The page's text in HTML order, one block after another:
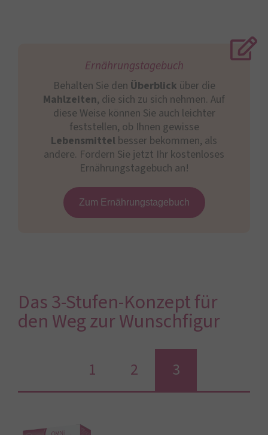
Ernährungstagebuch
Behalten Sie den Überblick über die
Mahlzeiten, die sich zu sich nehmen. Auf
diese Weise können Sie auch leichter
feststellen, ob Ihnen gewisse
Lebensmittel besser bekommen, als
andere. Fordern Sie jetzt Ihr kostenloses
Ernährungstagebuch an!
Zum Ernährungstagebuch
Das 3-Stufen-Konzept für
den Weg zur Wunschfigur
1 2 3